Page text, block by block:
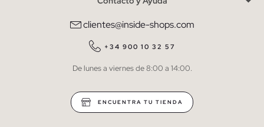
QUIERO SUSCRIBIRME
* Puedes cancelar la suscripción en cualquier momento.
clientes@inside-shops.com
+34 900 10 32 57
De lunes a viernes de 8:00 a 14:00.
ENCUENTRA TU TIENDA